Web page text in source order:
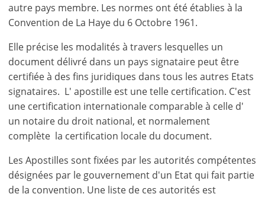
autre pays membre. Les normes ont été établies à la
Convention de La Haye du 6 Octobre 1961.
Elle précise les modalités à travers lesquelles un
document délivré dans un pays signataire peut être
certifiée à des fins juridiques dans tous les autres Etats
signataires. L' apostille est une telle certification. C'est
une certification internationale comparable à celle d'
un notaire du droit national, et normalement
complète la certification locale du document.
Les Apostilles sont fixées par les autorités compétentes
désignées par le gouvernement d'un Etat qui fait partie
de la convention. Une liste de ces autorités est